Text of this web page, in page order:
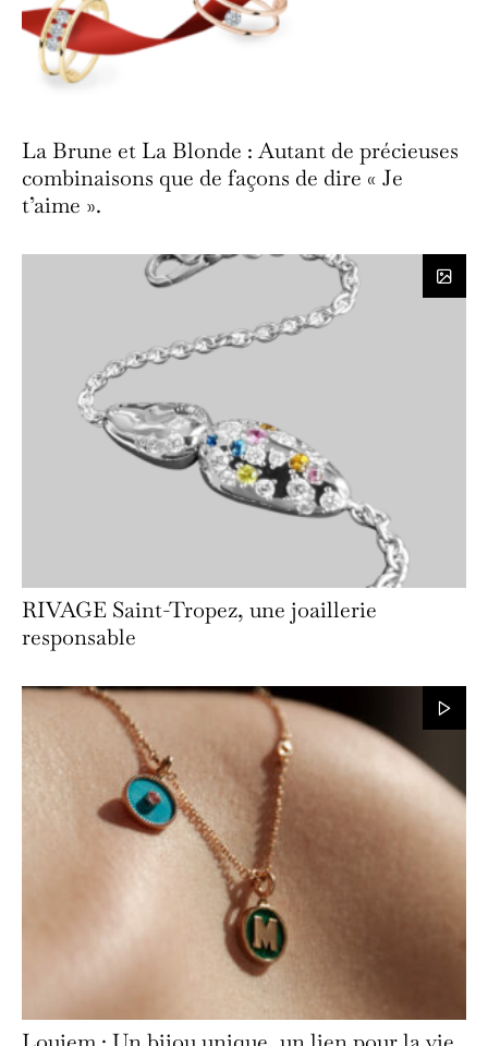
La Brune et La Blonde : Autant de précieuses
combinaisons que de façons de dire « Je
t’aime ».
RIVAGE Saint-Tropez, une joaillerie
responsable